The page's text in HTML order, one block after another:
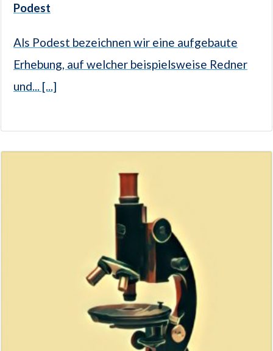
Podest
Als Podest bezeichnen wir eine aufgebaute
Erhebung, auf welcher beispielsweise Redner
und... [...]